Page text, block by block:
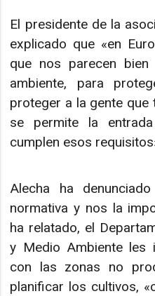
El presidente de la
explicado que «en
que nos parecen
ambiente, para
proteger a la gente que
se permite la
cumplen esos
Alecha ha
normativa y nos la
ha relatado, el
y Medio Ambiente les
con las zonas no
planificar los cultivos,